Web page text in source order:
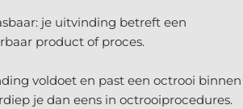
je uitvinding betreft een
product of proces.
voldoet en past een octrooi binnen
je dan eens in octrooiprocedures.